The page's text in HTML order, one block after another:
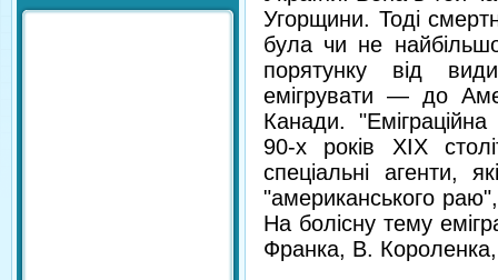
Угорщини. Тоді
була чи не
порятунку від
емігрувати — до
Канади.
90-х років XIX
спеціальні агенти,
"американського
На болісну тему
Франка, В.